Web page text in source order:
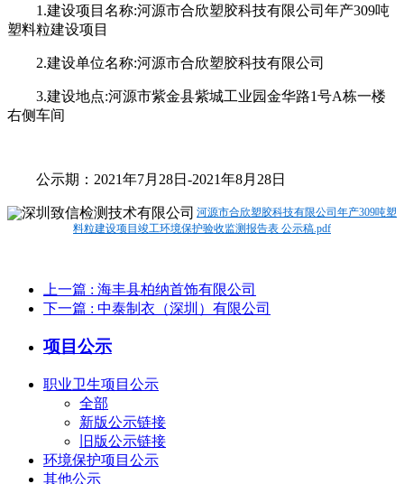
1.建设项目名称:河源市合欣塑胶科技有限公司年产309吨
塑料粒建设项目
2.建设单位名称:河源市合欣塑胶科技有限公司
3.建设地点:河源市紫金县紫城工业园金华路1号A栋一楼
右侧车间
公示期：2021年7月28日-2021年8月28日
河源市合欣塑胶科技有限公司年产309吨塑
料粒建设项目竣工环境保护验收监测报告表 公示稿.pdf
上一篇 : 海丰县柏纳首饰有限公司
下一篇 : 中泰制衣（深圳）有限公司
项目公示
职业卫生项目公示
全部
新版公示链接
旧版公示链接
环境保护项目公示
其他公示